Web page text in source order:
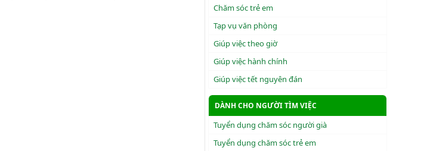
Chăm sóc trẻ em
Tạp vụ văn phòng
Giúp việc theo giờ
Giúp việc hành chính
Giúp việc tết nguyên đán
DÀNH CHO NGƯỜI TÌM VIỆC
Tuyển dụng chăm sóc người già
Tuyển dụng chăm sóc trẻ em